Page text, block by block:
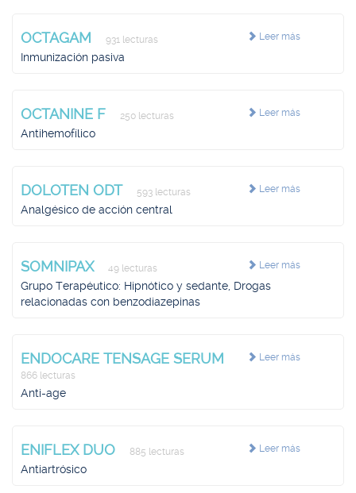
Leer más
OCTAGAM 931 lecturas
Inmunización pasiva
Leer más
OCTANINE F 250 lecturas
Antihemofílico
Leer más
DOLOTEN ODT 593 lecturas
Analgésico de acción central
Leer más
SOMNIPAX 49 lecturas
Grupo Terapéutico: Hipnótico y sedante, Drogas
relacionadas con benzodiazepinas
Leer más
ENDOCARE TENSAGE SERUM
866 lecturas
Anti-age
Leer más
ENIFLEX DUO 885 lecturas
Antiartrósico